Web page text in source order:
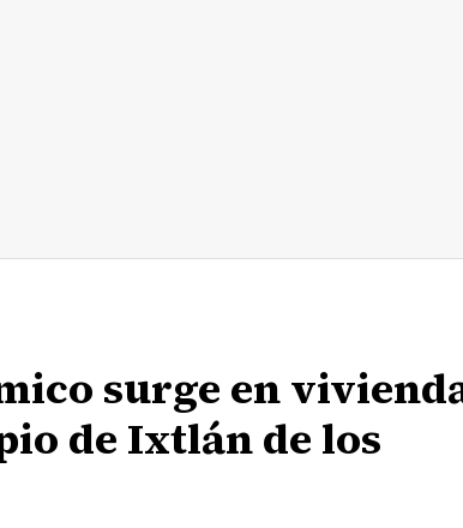
surge en
de Ixtlán de los